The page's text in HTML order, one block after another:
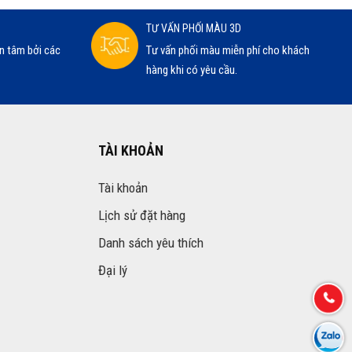
tâm bởi các
TƯ VẤN PHỐI MÀU 3D
Tư vấn phối màu miễn phí cho khách
hàng khi có yêu cầu.
TÀI KHOẢN
Tài khoản
Lịch sử đặt hàng
Danh sách yêu thích
Đại lý